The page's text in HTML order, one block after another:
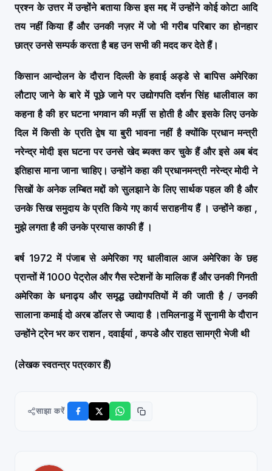
प्रश्न के उत्तर में उन्होंने बताया किस इस मद्द में उन्होंने कोई कोटा आदि
तय नहीं किया हैं और उनकी नज़र में जो भी गरीब परिबार का होनहार
छात्र उनसे सम्पर्क करता है बह उन सभी की मदद कर देते हैं।
किसान आन्दोलन के दौरान दिल्ली के हवाई अड्डे से बापिस अमेरिका
लौटाए जाने के बारे में पूछे जाने पर उद्योगपति दर्शन सिंह धालीवाल का
कहना है की हर घटना भगवान की मर्ज़ी स होती है और इसके लिए उनके
दिल में किसी के प्रति द्वेष या बुरी भावना नहीं है क्योंकि प्रधान मन्त्री
नरेन्द्र मोदी इस घटना पर उनसे खेद ब्यक्त कर चुके हैं और इसे अब बंद
इतिहास माना जाना चाहिए। उन्होंने कहा की प्रधानमन्त्री नरेन्द्र मोदी ने
सिखों के अनेक लम्बित मद्दों को सुलझाने के लिए सार्थक पहल की है और
उनके सिख समुदाय के प्रति किये गए कार्य सराहनीय हैं । उन्होंने कहा ,
मुझे लगता है की उनके प्रयास काफी हैं ।
बर्ष 1972 में पंजाब से अमेरिका गए धालीवाल आज अमेरिका के छह
प्रान्तों में 1000 पेट्रोल और गैस स्टेशनों के मालिक हैं और उनकी गिनती
अमेरिका के धनाढ्य और समृद्ध उद्योगपतियों में की जाती है / उनकी
सालाना कमाई दो अरब डॉलर से ज्यादा है ।तमिलनाडु में सुनामी के दौरान
उन्होंने ट्रेन भर कर राशन , दवाईयां , कपडे और राहत सामग्री भेजी थी
(लेखक स्वतन्त्र पत्रकार हैं)
साझा करें